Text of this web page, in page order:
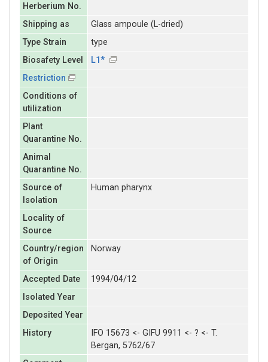
Herberium No.
Shipping as
Glass ampoule (L-dried)
Type Strain
type
Biosafety Level
L1*
Restriction
Conditions of
utilization
Plant
Quarantine No.
Animal
Quarantine No.
Source of
Isolation
Human pharynx
Locality of
Source
Country/region
of Origin
Norway
Accepted Date
1994/04/12
Isolated Year
Deposited Year
History
IFO 15673 <- GIFU 9911 <- ? <- T.
Bergan, 5762/67